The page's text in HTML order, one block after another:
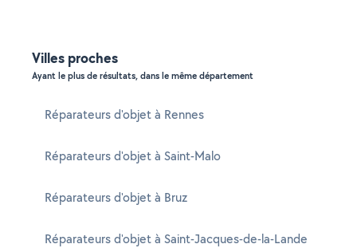
Villes proches
Ayant le plus de résultats, dans le même département
Réparateurs d'objet à Rennes
Réparateurs d'objet à Saint-Malo
Réparateurs d'objet à Bruz
Réparateurs d'objet à Saint-Jacques-de-la-Lande